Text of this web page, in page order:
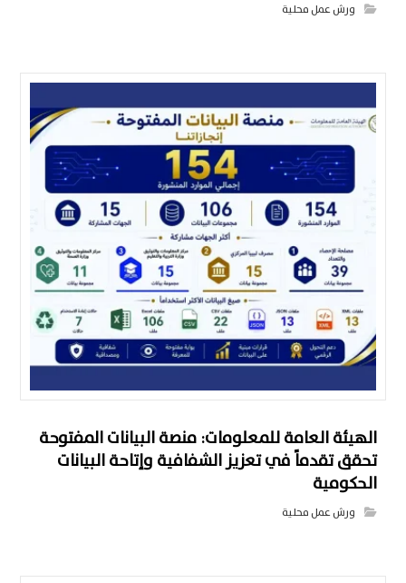
ورش عمل محلية
الهيئة العامة للمعلومات: منصة البيانات المفتوحة
تحقق تقدماً في تعزيز الشفافية وإتاحة البيانات
الحكومية
ورش عمل محلية